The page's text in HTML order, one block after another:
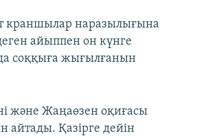
краншылар наразылығына
айыппен он күнге
соққыға жығылғанын
және Жаңаөзен оқиғасы
айтады. Қазірге дейін